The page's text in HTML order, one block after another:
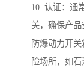
10. 认证：通
关，确保产品
防爆动力开
险场所，如